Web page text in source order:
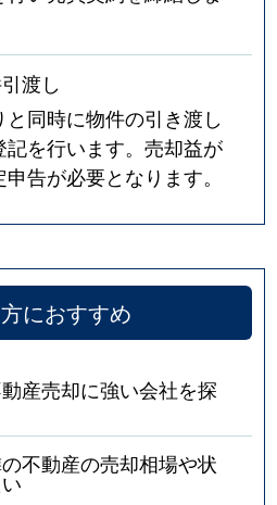
渡し
同時に物件の引き渡し
を行います。売却益が
告が必要となります。
におすすめ
産売却に強い会社を探
不動産の売却相場や状